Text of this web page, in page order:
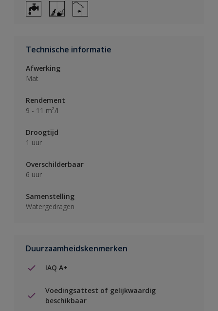
Technische informatie
Afwerking
Mat
Rendement
9 - 11 m²/l
Droogtijd
1 uur
Overschilderbaar
6 uur
Samenstelling
Watergedragen
Duurzaamheidskenmerken
IAQ A+
Voedingsattest of gelijkwaardig
beschikbaar